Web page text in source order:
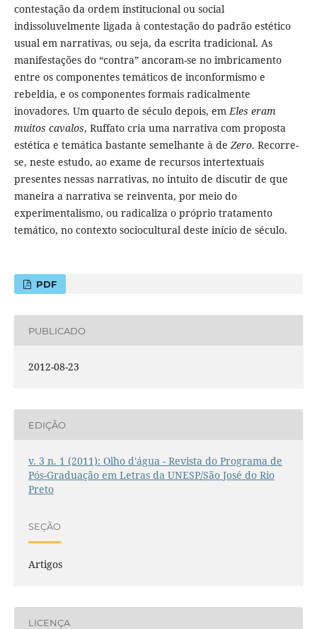
contestação da ordem institucional ou social
indissoluvelmente ligada à contestação do padrão estético
usual em narrativas, ou seja, da escrita tradicional. As
manifestações do “contra” ancoram-se no imbricamento
entre os componentes temáticos de inconformismo e
rebeldia, e os componentes formais radicalmente
inovadores. Um quarto de século depois, emEles eram
muitos cavalos, Ruffato cria uma narrativa com proposta
estética e temática bastante semelhante à deZero. Recorre-
se, neste estudo, ao exame de recursos intertextuais
presentes nessas narrativas, no intuito de discutir de que
maneira a narrativa se reinventa, por meio do
experimentalismo, ou radicaliza o próprio tratamento
temático, no contexto sociocultural deste início de século.
PDF
PUBLICADO
2012-08-23
EDIÇÃO
v. 3 n. 1 (2011): Olho d'água - Revista do Programa de
Pós-Graduação em Letras da UNESP/São José do Rio
Preto
SEÇÃO
Artigos
LICENÇA